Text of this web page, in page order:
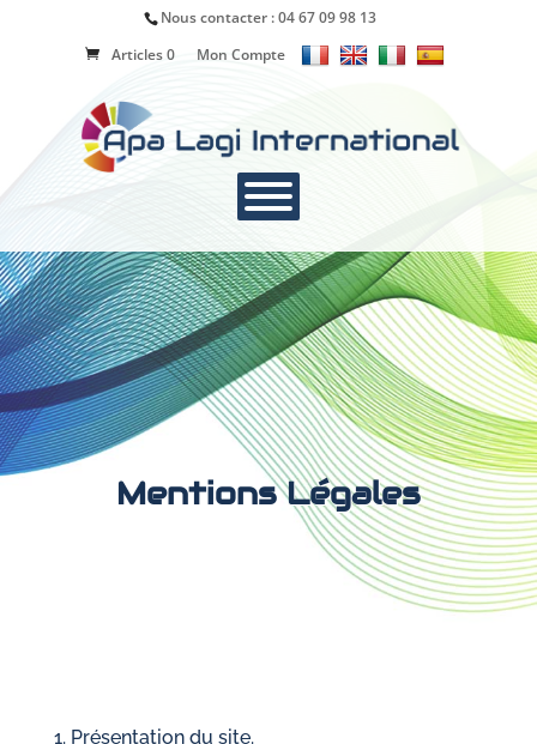
Nous contacter :04 67 09 98 13
Articles 0
Mon Compte
Mentions Légales
1. Présentation du site.